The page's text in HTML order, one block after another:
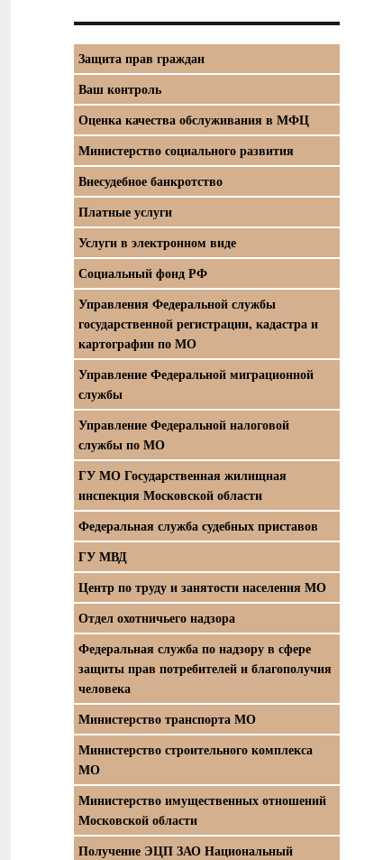
Защита прав граждан
Ваш контроль
Оценка качества обслуживания в МФЦ
Министерство социального развития
Внесудебное банкротство
Платные услуги
Услуги в электронном виде
Социальный фонд РФ
Управления Федеральной службы
государственной регистрации, кадастра и
картографии по МО
Управление Федеральной миграционной
службы
Управление Федеральной налоговой
службы по МО
ГУ МО Государственная жилищная
инспекция Московской области
Федеральная служба судебных приставов
ГУ МВД
Центр по труду и занятости населения МО
Отдел охотничьего надзора
Федеральная служба по надзору в сфере
защиты прав потребителей и благополучия
человека
Министерство транспорта МО
Министерство строительного комплекса
МО
Министерство имущественных отношений
Московской области
Получение ЭЦП ЗАО Национальный